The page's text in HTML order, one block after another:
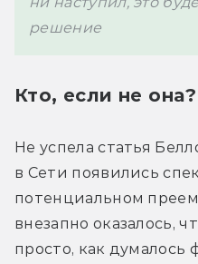
решение
Кто, если не она?
Не успела статья
в Сети появились
потенциальном
внезапно оказалось,
просто, как думалось